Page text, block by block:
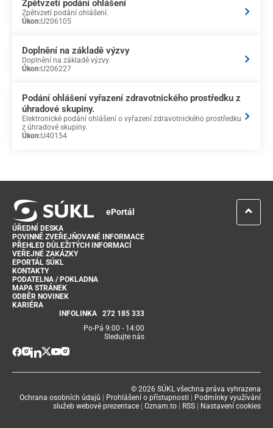
Zpětvzetí podání ohlášení
Zpětvzetí podání ohlášení.
Úkon:U206105
Doplnění na základě výzvy
Doplnění na základě výzvy.
Úkon:U206227
Podání ohlášení vyřazení zdravotnického prostředku z
úhradové skupiny.
Elektronické podání ohlášení o vyřazení zdravotnického prostředku
z úhradové skupiny.
Úkon:U40154
ePortál
ÚŘEDNÍ DESKA
POVINNĚ ZVEŘEJŇOVANÉ INFORMACE
PŘEHLED DŮLEŽITÝCH INFORMACÍ
VEŘEJNÉ ZAKÁZKY
EPORTÁL SÚKL
KONTAKTY
PODATELNA / POKLADNA
MAPA STRÁNEK
ODBĚR NOVINEK
KARIÉRA
INFOLINKA
272 185 333
Po-Pá 9:00 - 14:00
Sledujte nás
© 2026 SÚKL všechna práva vyhrazena
Ochrana osobních údajů
Prohlášení o přístupnosti
Podmínky využívání
služeb webové prezentace
Oznam.to RSS Nastavení cookies